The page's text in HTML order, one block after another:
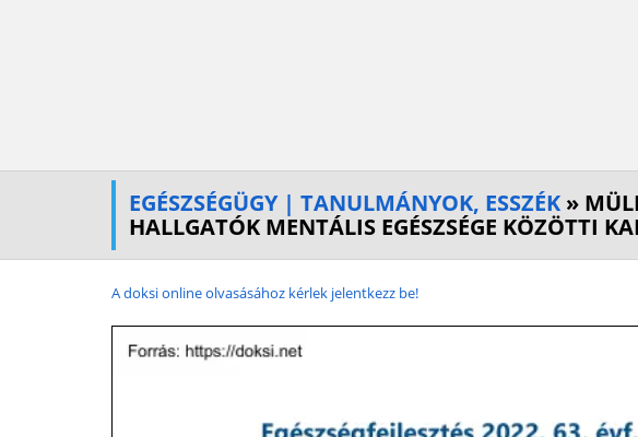
EGÉSZSÉGÜGY | TANULMÁNYOK, ESSZÉK »
HALLGATÓK MENTÁLIS EGÉSZSÉGE KÖZÖTTI
A doksi online olvasásához kérlek jelentkezz be!